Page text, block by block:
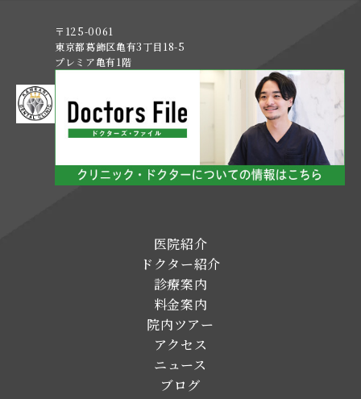
〒125-0061
東京都葛飾区亀有3丁目18-5
プレミア亀有1階
医院紹介
ドクター紹介
診療案内
料金案内
院内ツアー
アクセス
ニュース
ブログ